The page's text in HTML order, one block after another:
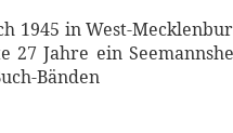
1945 in West-
27 Jahre ein
Bänden